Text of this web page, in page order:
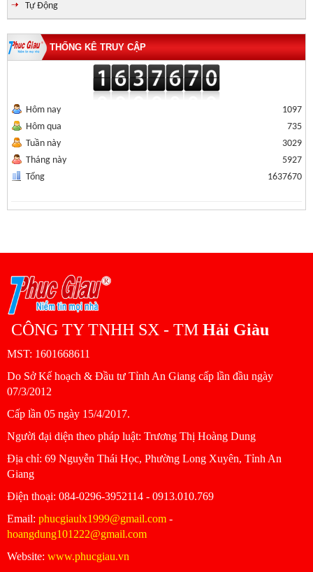
Tự Động
THỐNG KÊ TRUY CẬP
Hôm nay
Hôm qua
Tuần này
Tháng này
Tổng
1097
735
3029
5927
1637670
CÔNG TY TNHH SX - TM Hải Giàu
MST: 1601668611
Do Sở Kế hoạch & Đầu tư Tỉnh An Giang cấp lần đầu ngày
07/3/2012
Cấp lần 05 ngày 15/4/2017.
Người đại diện theo pháp luật: Trương Thị Hoàng Dung
Ðịa chỉ: 69 Nguyễn Thái Học, Phường Long Xuyên, Tỉnh An
Giang
Ðiện thoại: 084-0296-3952114 - 0913.010.769
Email: phucgiaulx1999@gmail.com -
hoangdung101222@gmail.com
Website: www.phucgiau.vn